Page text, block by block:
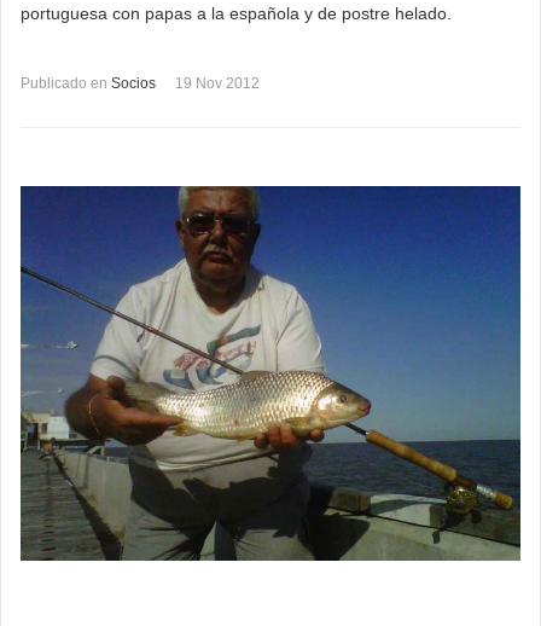
portuguesa con papas a la española y de postre helado.
Publicado en Socios 19 Nov 2012